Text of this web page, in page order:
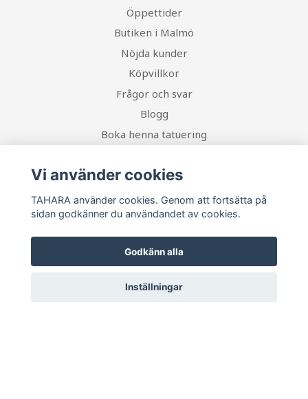
Öppettider
Butiken i Malmö
Nöjda kunder
Köpvillkor
Frågor och svar
Blogg
Boka henna tatuering
Sociala medier
Ta del av senaste nytt och unika erbjudanden!
Vi använder cookies
TAHARA använder cookies. Genom att fortsätta på
sidan godkänner du användandet av cookies.
Godkänn alla
Inställningar